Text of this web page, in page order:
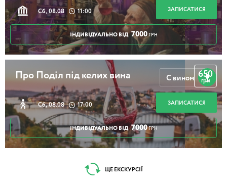
Сб, 08.08 11:00 ЗАПИСАТИСЯ
ІНДИВІДУАЛЬНО ВІД 7000 ГРН
Про Поділ під келих вина
Сб, 08.08 17:00
650
грн
ЗАПИСАТИСЯ
ІНДИВІДУАЛЬНО ВІД 7000 ГРН
С вином
ЩЕ ЕКСКУРСІЇ